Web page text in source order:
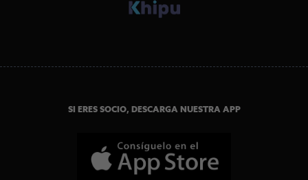
SI ERES SOCIO, DESCARGA NUESTRA APP